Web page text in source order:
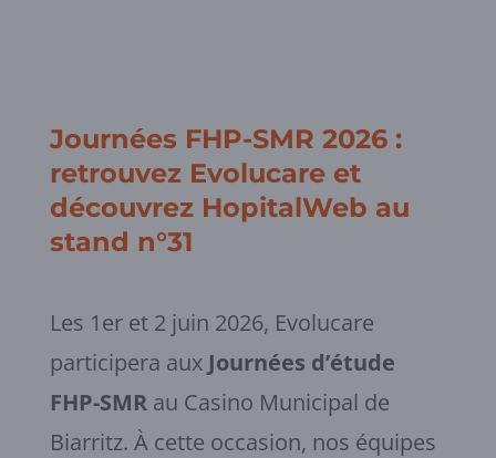
Journées FHP-SMR 2026 :
retrouvez Evolucare et
découvrez HopitalWeb au
stand n°31
Les 1er et 2 juin 2026, Evolucare
participera aux Journées d’étude
FHP-SMRau Casino Municipal de
Biarritz. À cette occasion, nos équipes